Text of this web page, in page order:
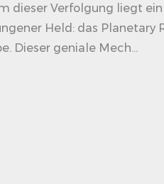
dieser Verfolgung liegt ein
Held: das Planetary
Dieser geniale Mech...